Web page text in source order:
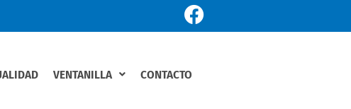
VENTANILLA CONTACTO